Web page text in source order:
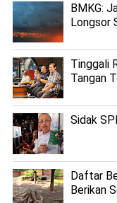
BMKG:
Longsor
Tinggali
Tangan
Sidak
Daftar
Berikan